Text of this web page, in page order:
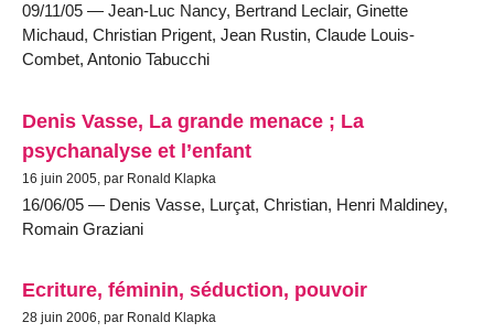
09/11/05 — Jean-Luc Nancy, Bertrand Leclair, Ginette
Michaud, Christian Prigent, Jean Rustin, Claude Louis-
Combet, Antonio Tabucchi
Denis Vasse, La grande menace ; La
psychanalyse et l’enfant
16 juin 2005, par Ronald Klapka
16/06/05 — Denis Vasse, Lurçat, Christian, Henri Maldiney,
Romain Graziani
Ecriture, féminin, séduction, pouvoir
28 juin 2006, par Ronald Klapka